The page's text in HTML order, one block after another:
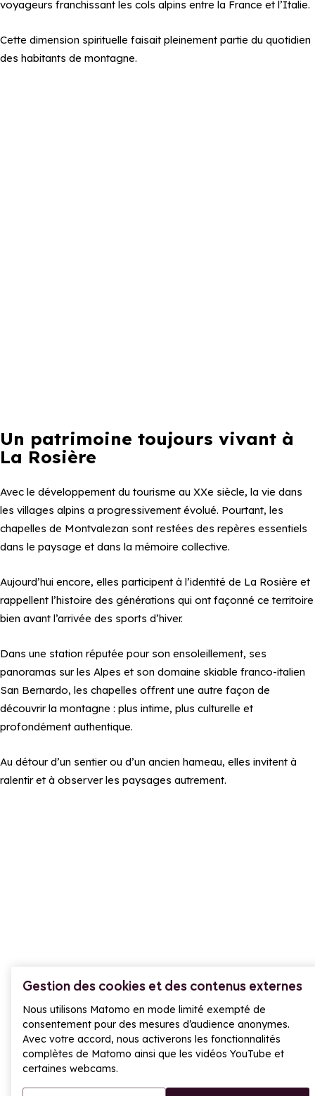
Gestion des cookies et des contenus externes
Nous utilisons Matomo en mode limité exempté de
consentement pour des mesures d’audience anonymes.
Avec votre accord, nous activerons les fonctionnalités
complètes de Matomo ainsi que les vidéos YouTube et
certaines webcams.
voyageurs franchissant les cols alpins entre la France et l’Italie.
Cette dimension spirituelle faisait pleinement partie du quotidien
des habitants de montagne.
Un patrimoine toujours vivant à
La Rosière
Avec le développement du tourisme au XXe siècle, la vie dans
les villages alpins a progressivement évolué. Pourtant, les
chapelles de Montvalezan sont restées des repères essentiels
dans le paysage et dans la mémoire collective.
Aujourd’hui encore, elles participent à l’identité de La Rosière et
rappellent l’histoire des générations qui ont façonné ce territoire
bien avant l’arrivée des sports d’hiver.
Dans une station réputée pour son ensoleillement, ses
panoramas sur les Alpes et son domaine skiable franco-italien
San Bernardo, les chapelles offrent une autre façon de
découvrir la montagne : plus intime, plus culturelle et
profondément authentique.
Au détour d’un sentier ou d’un ancien hameau, elles invitent à
ralentir et à observer les paysages autrement.